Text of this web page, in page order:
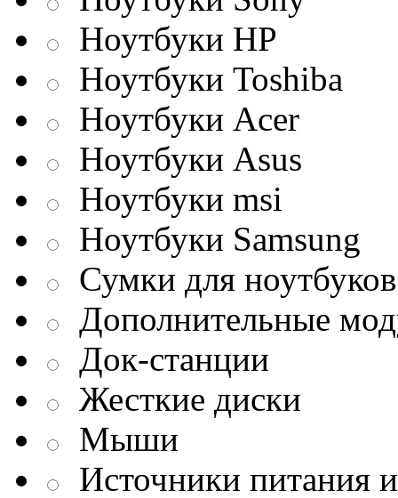
Ноутбуки HP
Ноутбуки Toshiba
Ноутбуки Acer
Ноутбуки Asus
Ноутбуки msi
Ноутбуки Samsung
Сумки для ноутбуков
Дополнительные
Док-станции
Жесткие диски
Мыши
Источники питания